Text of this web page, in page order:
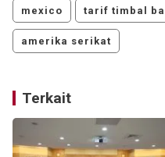
mexico tarif timbal
amerika serikat
Terkait